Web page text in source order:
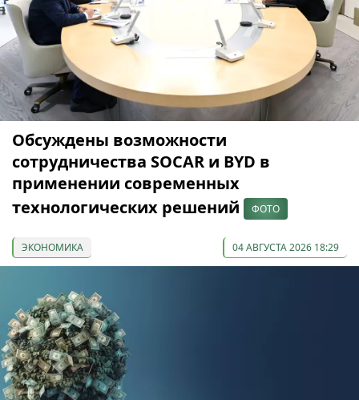
Обсуждены возможности
сотрудничества SOCAR и BYD в
применении современных
технологических решений
ФОТО
ЭКОНОМИКА 04 АВГУСТА 2026 18:29